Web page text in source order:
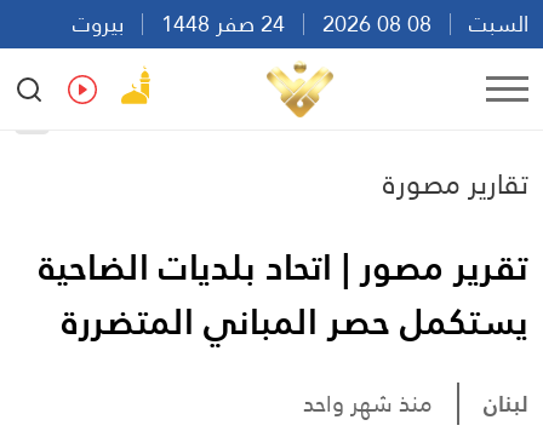
السبت
بيروت
09:32
Ar
تقارير مصورة
تقرير مصور | اتحاد بلديات الضاحية
يستكمل حصر المباني المتضررة
لبنان منذ شهر واحد